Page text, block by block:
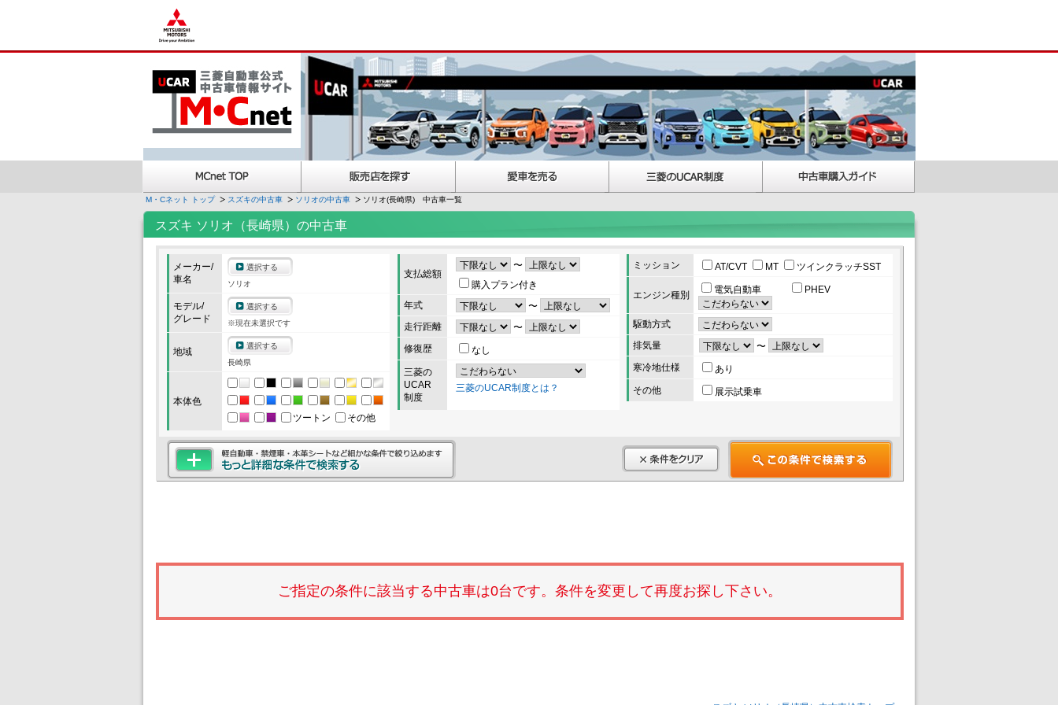
M・Cネット トップ スズキの中古車 ソリオの中古車 ソリオ(長崎県) 中古車一覧
スズキ ソリオ（長崎県）の中古車
メーカー/
車名
選択する
ソリオ
モデル/
グレード
選択する
※現在未選択です
地域
選択する
長崎県
本体色
ツートン
その他
支払総額
〜
購入プラン付き
年式
〜
走行距離
〜
修復歴
なし
三菱の
UCAR
制度
三菱のUCAR制度とは？
ミッション AT/CVT MT ツインクラッチSST
エンジン種別 電気自動車 PHEV
駆動方式
排気量
〜
寒冷地仕様
あり
その他
展示試乗車
ご指定の条件に該当する中古車は0台です。条件を変更して再度お探し下さい。